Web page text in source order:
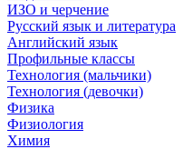
ИЗО и черчение
Русский язык и литература
Английский язык
Профильные классы
Технология (мальчики)
Технология (девочки)
Физика
Физиология
Химия